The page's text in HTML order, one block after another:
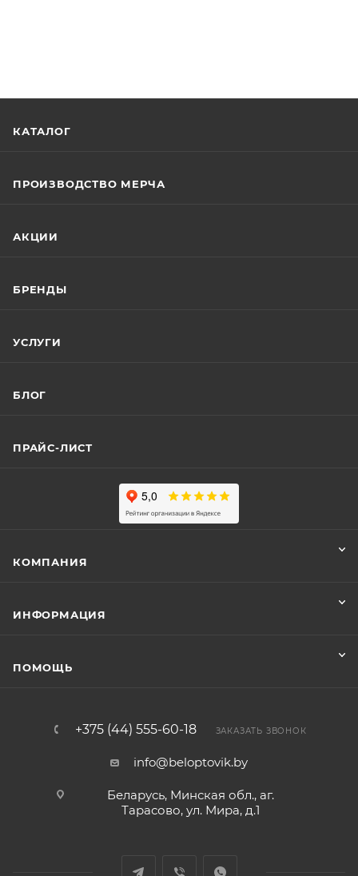
КАТАЛОГ
ПРОИЗВОДСТВО МЕРЧА
АКЦИИ
БРЕНДЫ
УСЛУГИ
БЛОГ
ПРАЙС-ЛИСТ
КОМПАНИЯ
ИНФОРМАЦИЯ
ПОМОЩЬ
+375 (44) 555-60-18 ЗАКАЗАТЬ ЗВОНОК
info@beloptovik.by
Беларусь, Минская обл., аг.
Тарасово, ул. Мира, д.1